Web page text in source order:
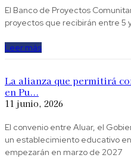
El Banco de Proyectos
proyectos que recibirán entre 5
Leer más
La alianza que permitirá
en Pu...
11 junio, 2026
El convenio entre Aluar, el
un establecimiento educativo
empezarán en marzo de 2027